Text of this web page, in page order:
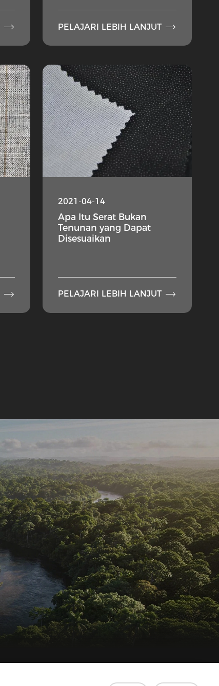
 PELAJARI LEBIH LANJUT 

2021-04-14
Apa Itu Serat Bukan
Tenunan yang Dapat
Disesuaikan
PELAJARI LEBIH LANJUT 